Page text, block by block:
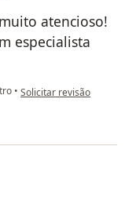
atencioso!
especialista
• na opinião do utilizador
Solicitar revisão